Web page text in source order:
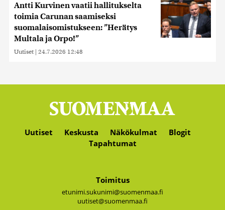
Antti Kurvinen vaatii hallitukselta
toimia Carunan saamiseksi
suomalaisomistukseen: ”Herätys
Multala ja Orpo!”
Uutiset | 24.7.2026 12:48
Uutiset Keskusta Näkökulmat
Blogit
Tapahtumat
Toimitus
etunimi.sukunimi@suomenmaa.fi
uutiset@suomenmaa.fi